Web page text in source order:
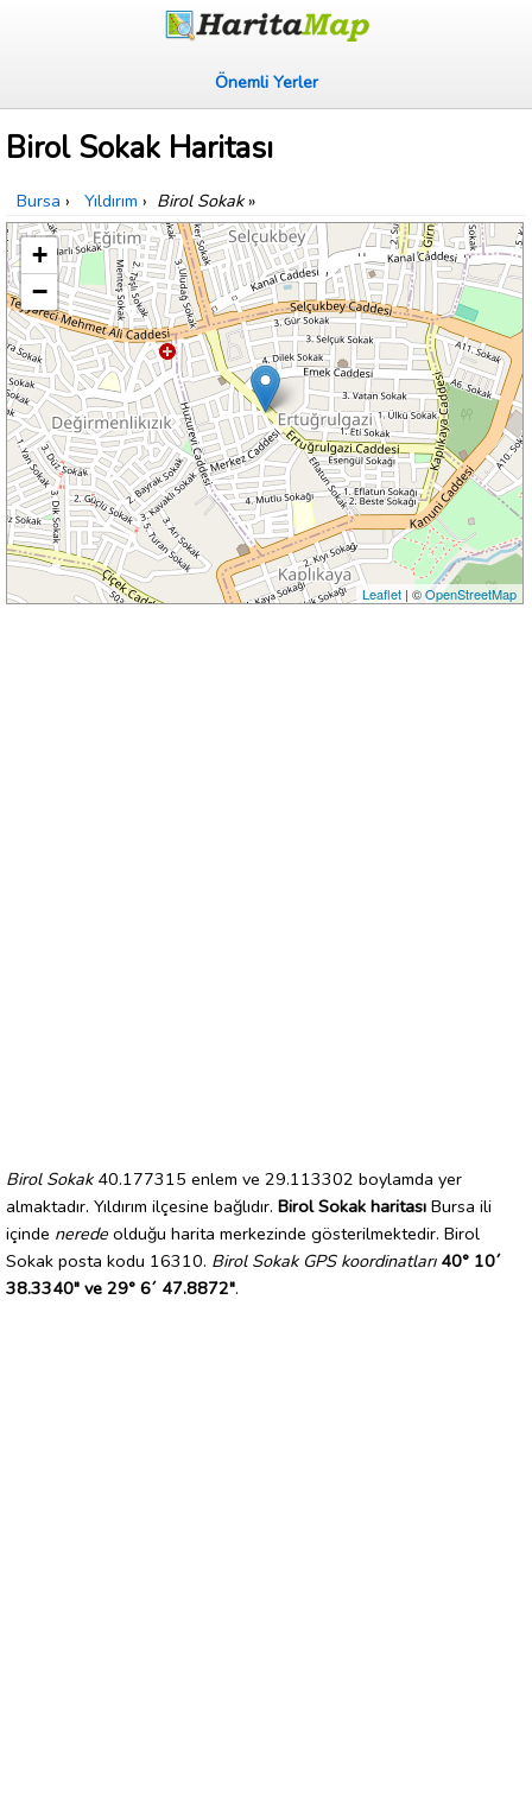
Önemli Yerler
Birol Sokak Haritası
Bursa › Yıldırım › Birol Sokak»
+
−
Leaflet| ©OpenStreetMap
Birol Sokak40.177315 enlem ve 29.113302 boylamda yer
almaktadır. Yıldırım ilçesine bağlıdır. Birol Sokak haritası Bursa ili
içinde nerede olduğu harita merkezinde gösterilmektedir. Birol
Sokak posta kodu 16310. Birol Sokak GPS koordinatları 40° 10´
38.3340" ve 29° 6´ 47.8872".